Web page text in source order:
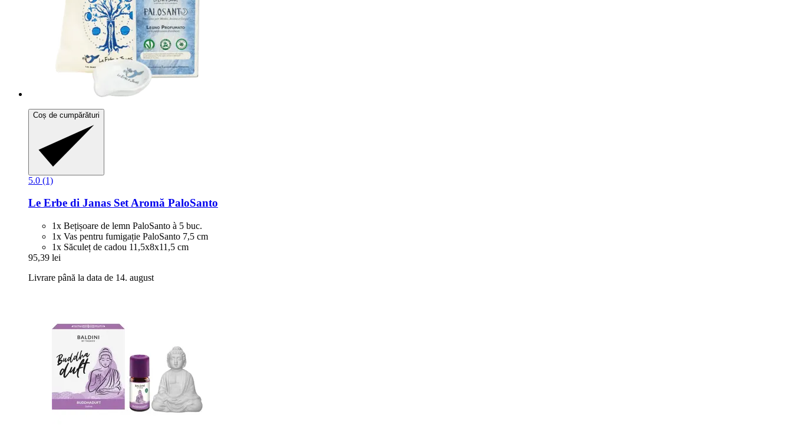
Coș de cumpărături
5.0 (1)
Le Erbe di Janas Set Aromă PaloSanto
1x Bețișoare de lemn PaloSanto à 5 buc.
1x Vas pentru fumigație PaloSanto 7,5 cm
1x Săculeț de cadou 11,5x8x11,5 cm
95,39 lei
Livrare până la data de 14. august